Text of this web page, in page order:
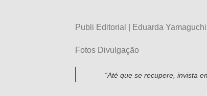
Publi Editorial | Eduarda
Fotos Divulgação
“Até que se recupere, invista